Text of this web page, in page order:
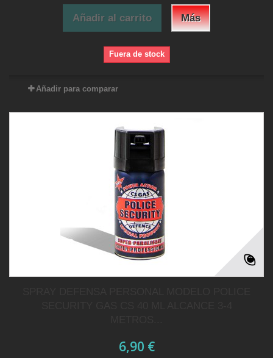
Añadir al carrito Más
Fuera de stock
Añadir para comparar
6,90 €